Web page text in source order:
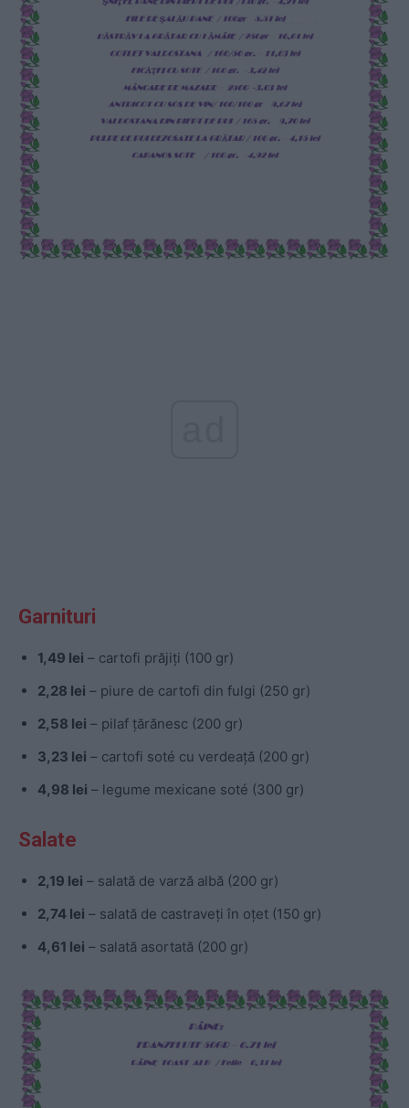
Garnituri
1,49 lei – cartofi prăjiți (100 gr)
2,28 lei – piure de cartofi din fulgi (250 gr)
2,58 lei – pilaf țărănesc (200 gr)
3,23 lei – cartofi soté cu verdeață (200 gr)
4,98 lei – legume mexicane soté (300 gr)
Salate
2,19 lei – salată de varză albă (200 gr)
2,74 lei – salată de castraveți în oțet (150 gr)
4,61 lei – salată asortată (200 gr)